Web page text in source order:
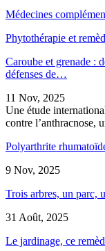
Médecines
Phytothérapie et
Caroube et grenade :
défenses de…
11 Nov, 2025
Une étude
contre l’anthracnose,
Polyarthrite
9 Nov, 2025
Trois arbres, un parc,
31 Août, 2025
Le jardinage, ce